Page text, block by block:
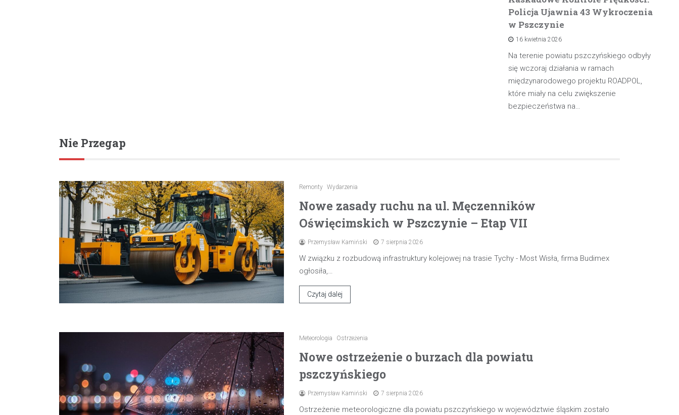
Policja Ujawnia 43 Wykroczenia
w Pszczynie
16 kwietnia 2026
Na terenie powiatu pszczyńskiego odbyły
się wczoraj działania w ramach
międzynarodowego projektu ROADPOL,
które miały na celu zwiększenie
bezpieczeństwa na…
Nie Przegap
Remonty Wydarzenia
Nowe zasady ruchu na ul. Męczenników
Oświęcimskich w Pszczynie – Etap VII
Przemysław Kamiński 7 sierpnia 2026
W związku z rozbudową infrastruktury kolejowej na trasie Tychy - Most Wisła, firma Budimex
ogłosiła,…
Czytaj dalej
Meteorologia Ostrzeżenia
Nowe ostrzeżenie o burzach dla powiatu
pszczyńskiego
Przemysław Kamiński 7 sierpnia 2026
Ostrzeżenie meteorologiczne dla powiatu pszczyńskiego w województwie śląskim zostało